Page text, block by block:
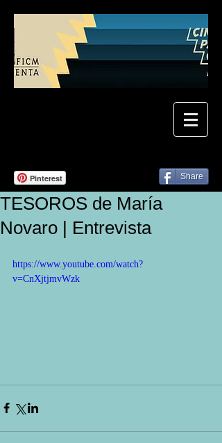
Pinterest Share
TESOROS de María
Novaro | Entrevista
https://www.youtube.com/watch?
v=CnXjtjmvWzk